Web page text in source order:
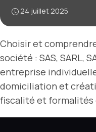
24 juillet 2025
Choisir et
société : SAS, SARL,
entreprise
domiciliation et
fiscalité et formalités